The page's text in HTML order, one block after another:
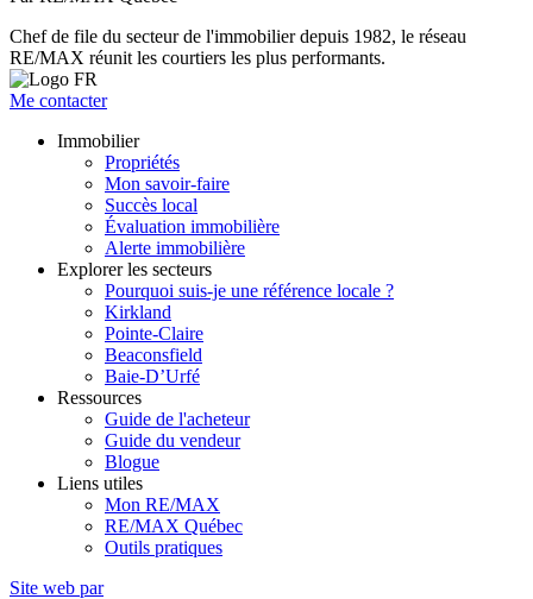
Chef de file du secteur de l'immobilier depuis 1982, le réseau
RE/MAX réunit les courtiers les plus performants.
Me contacter
Immobilier
Propriétés
Mon savoir-faire
Succès local
Évaluation immobilière
Alerte immobilière
Explorer les secteurs
Pourquoi suis-je une référence locale ?
Kirkland
Pointe-Claire
Beaconsfield
Baie-D’Urfé
Ressources
Guide de l'acheteur
Guide du vendeur
Blogue
Liens utiles
Mon RE/MAX
RE/MAX Québec
Outils pratiques
Site web par